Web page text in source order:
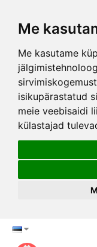
Me
Me kasutame
isikupärastatud
meie veebisaidi
külastajad